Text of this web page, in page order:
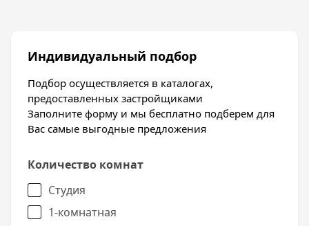
Индивидуальный подбор
Подбор осуществляется в каталогах,
предоставленных застройщиками
Заполните форму и мы бесплатно подберем для
Вас самые выгодные предложения
Количество комнат
Студия
1-комнатная